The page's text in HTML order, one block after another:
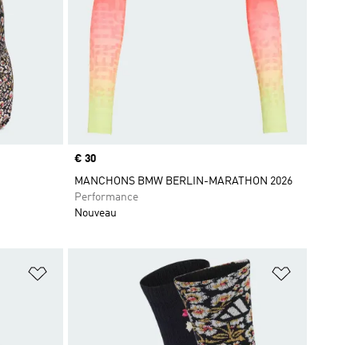
Prix
€ 30
MANCHONS BMW BERLIN-MARATHON 2026
Performance
Nouveau
Ajouter à la Liste de produits favoris